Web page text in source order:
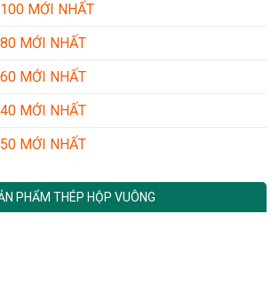
MỚI NHẤT
MỚI NHẤT
MỚI NHẤT
MỚI NHẤT
MỚI NHẤT
PHẨM THÉP HỘP VUÔNG